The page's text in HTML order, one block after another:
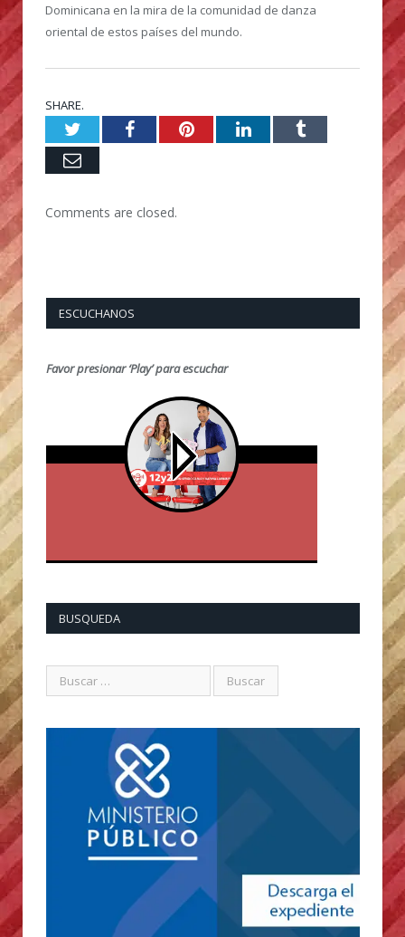
Dominicana en la mira de la comunidad de danza
oriental de estos países del mundo.
SHARE.
TwitterFacebookPinterestLinkedInTumblr
Email
Comments are closed.
ESCUCHANOS
Favor presionar ‘Play’ para escuchar
BUSQUEDA